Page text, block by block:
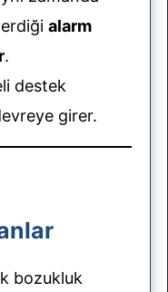
alarm
.
destek
girer.
bozukluk